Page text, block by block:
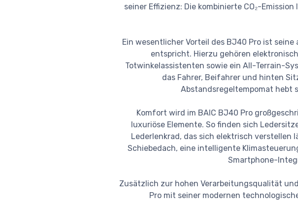
seiner Effizienz: Die kombinierte CO₂-
Ein wesentlicher Vorteil des BJ40 Pro ist
entspricht. Hierzu gehören
Totwinkelassistenten sowie ein All-Terrain-
das Fahrer, Beifahrer und hinten
Abstandsregeltempomat hebt
Komfort wird im BAIC BJ40 Pro
luxuriöse Elemente. So finden sich
Lederlenkrad, das sich elektrisch verstellen
Schiebedach, eine intelligente
Smartphone-
Zusätzlich zur hohen Verarbeitungsqualität
Pro mit seiner modernen